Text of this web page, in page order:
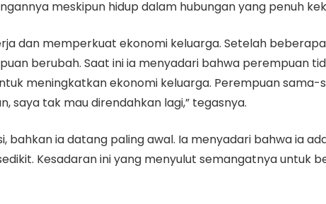
meskipun hidup dalam hubungan yang penuh
dan memperkuat ekonomi keluarga. Setelah
berubah. Saat ini ia menyadari bahwa perempuan
meningkatkan ekonomi keluarga. Perempuan sama-
saya tak mau direndahkan lagi,” tegasnya.
bahkan ia datang paling awal. Ia menyadari bahwa ia
Kesadaran ini yang menyulut semangatnya untuk